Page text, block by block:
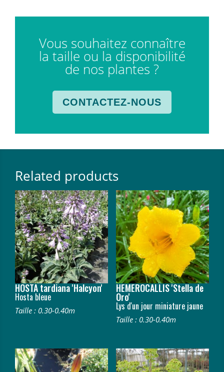
Vous souhaitez connaître
la taille ou la disponibilité
de nos plantes ?
CONTACTEZ-NOUS
Related products
HOSTA tardiana 'Halcyon'
Hosta bleue
Taille : 0.30-0.40m
HEMEROCALLIS 'Stella de
Oro'
Lys d'un jour miniature jaune
Taille : 0.30-0.40m